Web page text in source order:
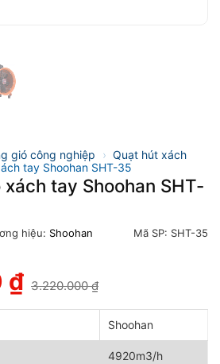
gió công nghiệp › Quạt hút xách
tay Shoohan SHT-35
tay Shoohan SHT-
hiệu: Shoohan Mã SP: SHT-35
3.220.000₫
₫
Shoohan
4920m3/h